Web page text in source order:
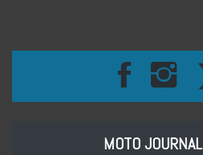
MOTO JOURNAL